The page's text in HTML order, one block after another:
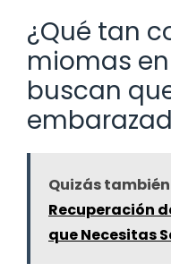
¿Qué tan
miomas
buscan
Quizás
Recuperación
que Necesitas